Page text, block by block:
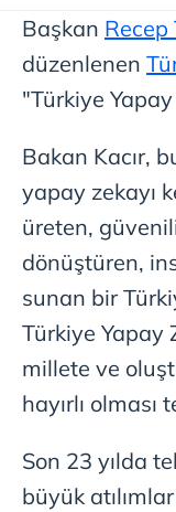
Başkan Recep
düzenlenen
"Türkiye Yapay
Bakan Kacır,
yapay zekayı
üreten,
dönüştüren,
sunan bir
Türkiye Yapay
millete ve
hayırlı
Son 23 yılda
büyük